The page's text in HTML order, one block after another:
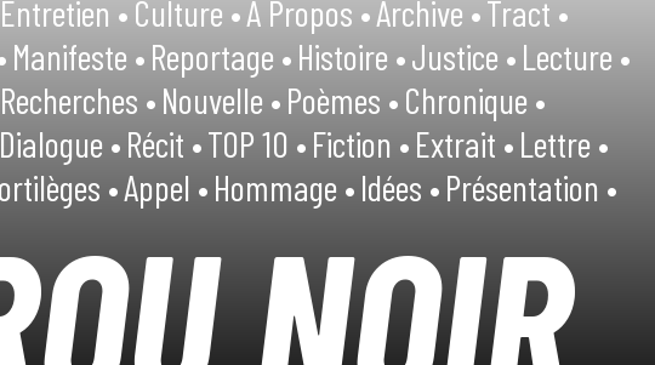
Entretien •Culture •À Propos •Archive •Tract •
Manifeste •Reportage •Histoire •Justice •Lecture •
Recherches •Nouvelle •Poèmes •Chronique •
Dialogue •Récit •TOP 10 •Fiction •Extrait •Lettre •
•Appel •Hommage •Idées •Présentation •
NOIR